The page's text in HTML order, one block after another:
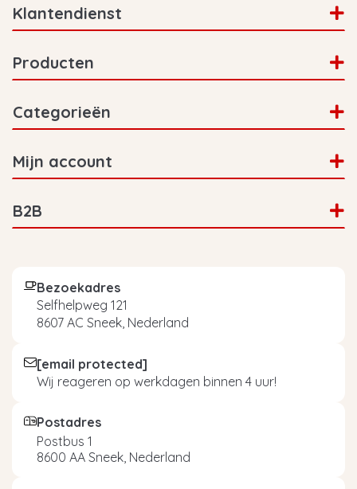
Klantendienst
Producten
Categorieën
Mijn account
B2B
Bezoekadres
Selfhelpweg 121
8607 AC Sneek, Nederland
[email protected]
Wij reageren op werkdagen binnen 4 uur!
Postadres
Postbus 1
8600 AA Sneek, Nederland